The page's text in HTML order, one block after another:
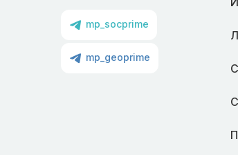
mp_socprime
mp_geoprime